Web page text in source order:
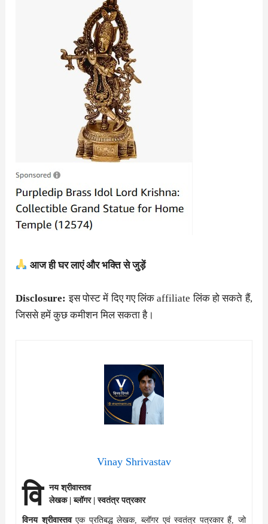
आज ही घर लाएं और भक्ति से जुड़ें
Disclosure: इस पोस्ट में दिए गए लिंक affiliate लिंक हो सकते हैं,
जिससे हमें कुछ कमीशन मिल सकता है।
Vinay Shrivastav
वि
नय श्रीवास्तव
लेखक | ब्लॉगर | स्वतंत्र पत्रकार
विनय श्रीवास्तवएक प्रतिबद्ध लेखक, ब्लॉगर एवं स्वतंत्र पत्रकार हैं, जो